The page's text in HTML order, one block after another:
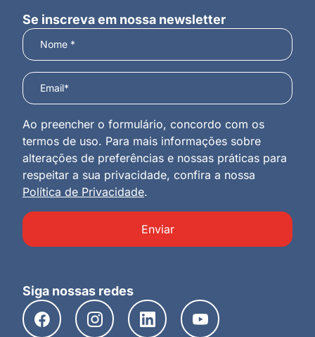
Se inscreva em nossa newsletter
Ao preencher o formulário, concordo com os
termos de uso. Para mais informações sobre
alterações de preferências e nossas práticas para
respeitar a sua privacidade, confira a nossa
Política de Privacidade.
Enviar
Siga nossas redes